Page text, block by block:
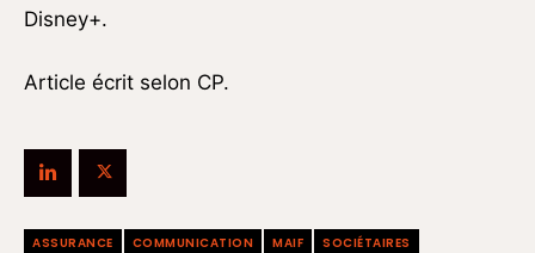
Disney+.
Article écrit selon CP.
ASSURANCE COMMUNICATION MAIF SOCIÉTAIRES